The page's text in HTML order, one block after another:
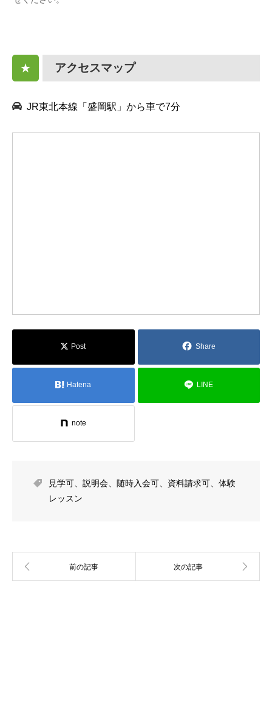
★ アクセスマップ
JR東北本線「盛岡駅」から車で7分
Post Share
Hatena LINE
note
見学可 説明会 随時入会可 資料請求可
体験
レッスン